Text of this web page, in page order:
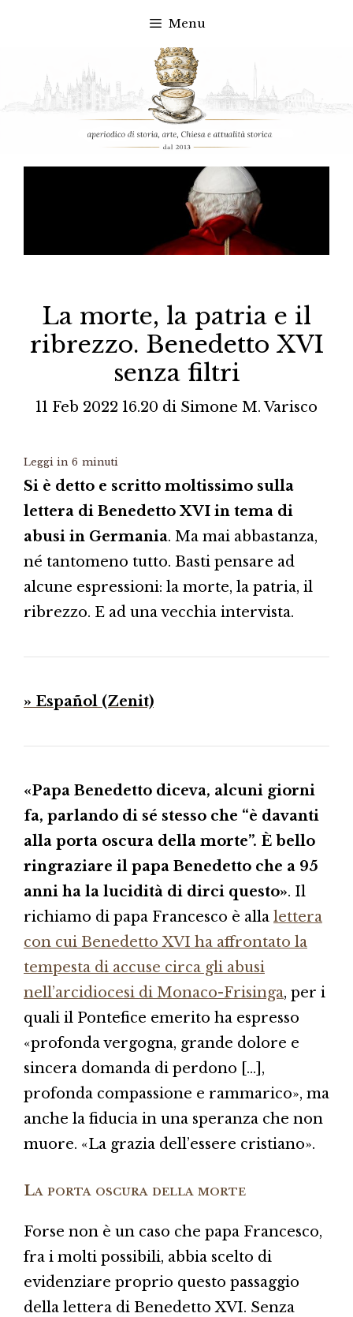
contenuto
Menu
La morte, la patria e il
ribrezzo. Benedetto XVI
senza filtri
11 Feb 2022 16.20 di Simone M. Varisco
Leggi in 6 minuti
Si è detto e scritto moltissimo sulla
lettera di Benedetto XVI in tema di
abusi in Germania. Ma mai abbastanza,
né tantomeno tutto. Basti pensare ad
alcune espressioni: la morte, la patria, il
ribrezzo. E ad una vecchia intervista.
» Español (Zenit)
«Papa Benedetto diceva, alcuni giorni
fa, parlando di sé stesso che “è davanti
alla porta oscura della morte”. È bello
ringraziare il papa Benedetto che a 95
anni ha la lucidità di dirci questo». Il
richiamo di papa Francesco è alla lettera
con cui Benedetto XVI ha affrontato la
tempesta di accuse circa gli abusi
nell’arcidiocesi di Monaco-Frisinga, per i
quali il Pontefice emerito ha espresso
«profonda vergogna, grande dolore e
sincera domanda di perdono […],
profonda compassione e rammarico», ma
anche la fiducia in una speranza che non
muore. «La grazia dell’essere cristiano».
La porta oscura della morte
Forse non è un caso che papa Francesco,
fra i molti possibili, abbia scelto di
evidenziare proprio questo passaggio
della lettera di Benedetto XVI. Senza